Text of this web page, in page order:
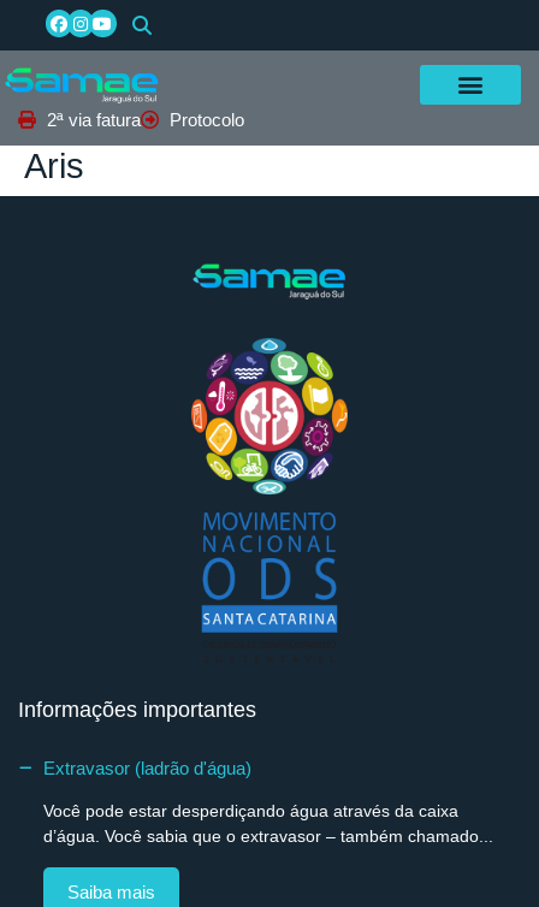
2ª via fatura Protocolo
Aris
Informações importantes
Extravasor (ladrão d'água)
Você pode estar desperdiçando água através da caixa
d’água. Você sabia que o extravasor – também chamado...
Saiba mais